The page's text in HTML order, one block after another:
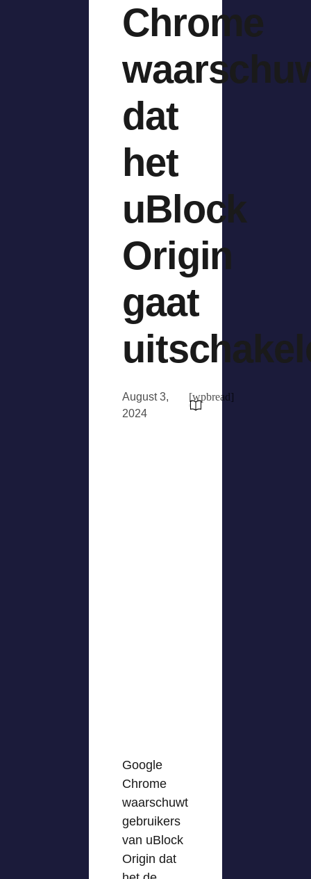
Chrome
dat
het
uBlock
Origin
gaat
August 3,
2024
[wpbread]
Google
Chrome
waarschuwt
gebruikers
van uBlock
Origin dat